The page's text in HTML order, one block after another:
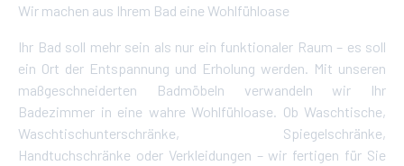
Wir machen aus Ihrem Bad eine Wohlfühloase
Ihr Bad soll mehr sein als nur ein funktionaler Raum – es soll
ein Ort der Entspannung und Erholung werden. Mit unseren
maßgeschneiderten Badmöbeln verwandeln wir Ihr
Badezimmer in eine wahre Wohlfühloase. Ob Waschtische,
Waschtischunterschränke, Spiegelschränke,
Handtuchschränke oder Verkleidungen – wir fertigen für Sie